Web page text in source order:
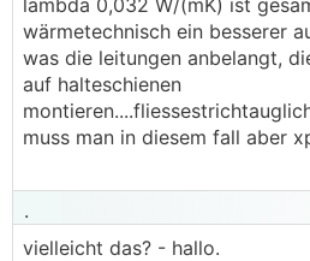
lambda 0,032 W/(mK) ist
wärmetechnisch ein besserer
was die leitungen anbelangt,
auf halteschienen
muss man in diesem fall aber
.
vielleicht das? - hallo.